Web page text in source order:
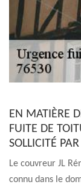
EN MATIÈRE
FUITE DE
SOLLICITÉ
Le couvreur JL
connu dans le